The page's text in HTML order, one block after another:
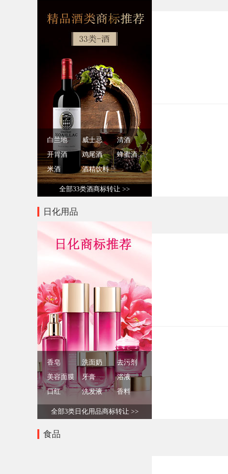
白兰地 威士忌
清酒
开胃酒
鸡尾酒
蜂蜜酒
米酒
酒精饮料
全部33类酒商标转让 >>
日化用品
香皂 洗面奶
去污剂
美容面膜
牙膏
浴液
口红
洗发液 香料
全部3类日化用品商标转让 >>
食品